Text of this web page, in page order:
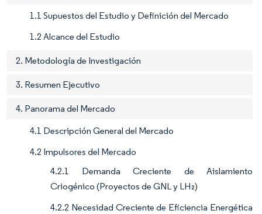
1.1 Supuestos del Estudio y Definición del Mercado
1.2 Alcance del Estudio
2. Metodología de Investigación
3. Resumen Ejecutivo
4. Panorama del Mercado
4.1 Descripción General del Mercado
4.2 Impulsores del Mercado
4.2.1 Demanda Creciente de Aislamiento
Criogénico (Proyectos de GNL y LH₂)
4.2.2 Necesidad Creciente de Eficiencia Energética